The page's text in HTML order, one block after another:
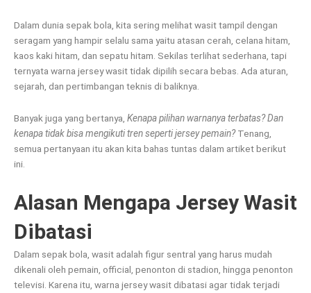
Dalam dunia sepak bola, kita sering melihat wasit tampil dengan
seragam yang hampir selalu sama yaitu atasan cerah, celana hitam,
kaos kaki hitam, dan sepatu hitam. Sekilas terlihat sederhana, tapi
ternyata warna jersey wasit tidak dipilih secara bebas. Ada aturan,
sejarah, dan pertimbangan teknis di baliknya.
Banyak juga yang bertanya, Kenapa pilihan warnanya terbatas? Dan
kenapa tidak bisa mengikuti tren seperti jersey pemain?Tenang,
semua pertanyaan itu akan kita bahas tuntas dalam artiket berikut
ini.
Alasan Mengapa Jersey Wasit
Dibatasi
Dalam sepak bola, wasit adalah figur sentral yang harus mudah
dikenali oleh pemain, official, penonton di stadion, hingga penonton
televisi. Karena itu, warna jersey wasit dibatasi agar tidak terjadi